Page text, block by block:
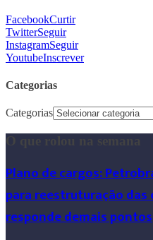
FacebookCurtir
TwitterSeguir
InstagramSeguir
YoutubeInscrever
Categorias
Categorias
O que rolou na semana
Plano de cargos:
para reestruturação das
responde demais pontos